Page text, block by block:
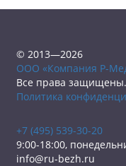
© 2013—2026
ООО «Компания Р-
Все права защищены.
Политика
+7 (495) 539-30-20
9:00-18:00,
info@ru-bezh.ru